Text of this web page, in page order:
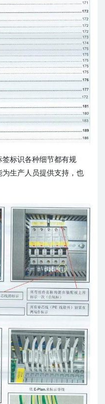
标识各种细节都有规
生产人员提供支持，也